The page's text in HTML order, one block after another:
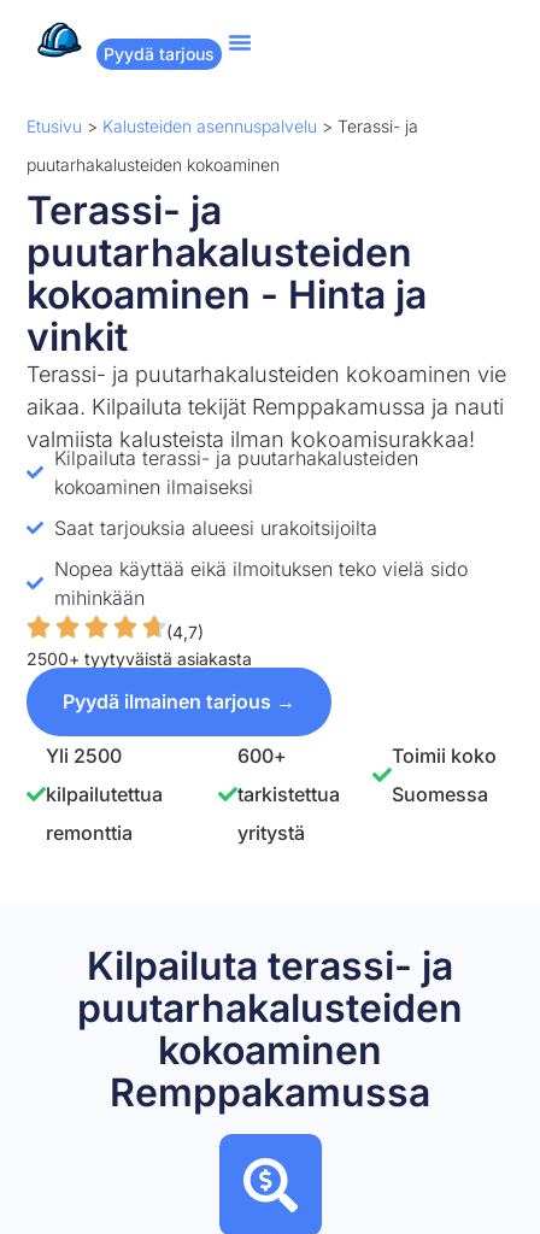
Pyydä tarjous
Etusivu > Kalusteiden asennuspalvelu >Terassi- ja
puutarhakalusteiden kokoaminen
Terassi- ja
puutarhakalusteiden
kokoaminen - Hinta ja
vinkit
Terassi- ja puutarhakalusteiden kokoaminen vie
aikaa. Kilpailuta tekijät Remppakamussa ja nauti
valmiista kalusteista ilman kokoamisurakkaa!
Kilpailuta terassi- ja puutarhakalusteiden
kokoaminen ilmaiseksi
Saat tarjouksia alueesi urakoitsijoilta
Nopea käyttää eikä ilmoituksen teko vielä sido
mihinkään
(4,7)
2500+ tyytyväistä asiakasta
Pyydä ilmainen tarjous →
Yli 2500
kilpailutettua
remonttia
600+
tarkistettua
yritystä
Toimii koko
Suomessa
Kilpailuta terassi- ja
puutarhakalusteiden
kokoaminen
Remppakamussa